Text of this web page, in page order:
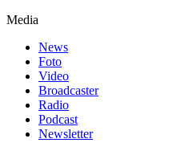
Media
News
Foto
Video
Broadcaster
Radio
Podcast
Newsletter